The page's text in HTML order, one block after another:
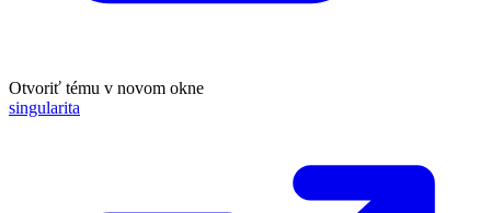
Otvoriť tému v novom okne
singularita